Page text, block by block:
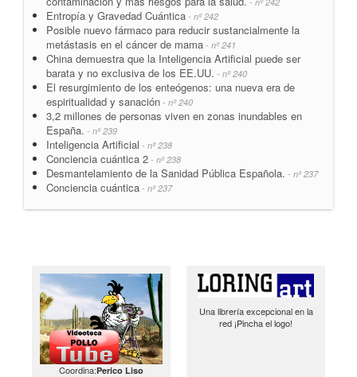
Entropía y Gravedad Cuántica - nº 242
Posible nuevo fármaco para reducir sustancialmente la
metástasis en el cáncer de mama - nº 241
China demuestra que la Inteligencia Artificial puede ser
barata y no exclusiva de los EE.UU. - nº 240
El resurgimiento de los enteógenos: una nueva era de
espiritualidad y sanación - nº 240
3,2 millones de personas viven en zonas inundables en
España. - nº 239
Inteligencia Artificial - nº 238
Conciencia cuántica 2 - nº 238
Desmantelamiento de la Sanidad Pública Española. - nº 237
Conciencia cuántica - nº 237
Coordina:Perico Liso
Una librería excepcional en la
red ¡Pincha el logo!